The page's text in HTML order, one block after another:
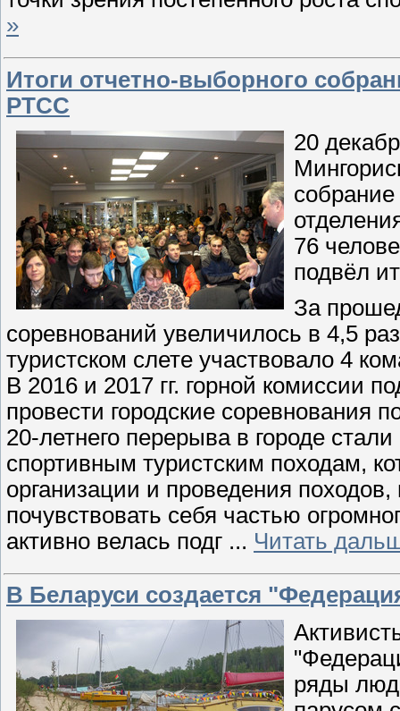
»
Итоги отчетно-выборного
РТСС
20
собрание
76
подвёл
За
соревнований увеличилось в 4,5
туристском слете участвовало 4
В 2016 и 2017 гг. горной комиссии
провести городские соревнования
20-летнего перерыва в городе
спортивным туристским походам,
организации и проведения
почувствовать себя частью
активно велась подг ... Читать
В Беларуси создается
ряды